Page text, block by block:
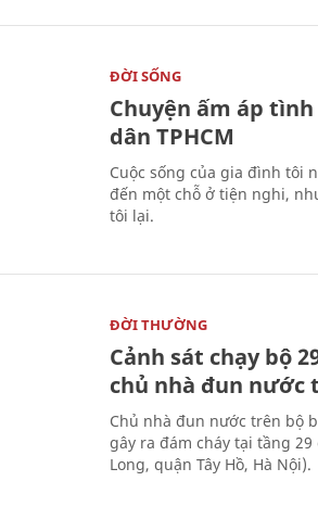
ĐỜI SỐNG
Chuyện ấm áp
dân TPHCM
Cuộc sống của gia đình tôi
đến một chỗ ở tiện nghi,
tôi lại.
ĐỜI THƯỜNG
Cảnh sát chạy bộ
chủ nhà đun nước
Chủ nhà đun nước trên bộ
gây ra đám cháy tại tầng
Long, quận Tây Hồ, Hà Nội).